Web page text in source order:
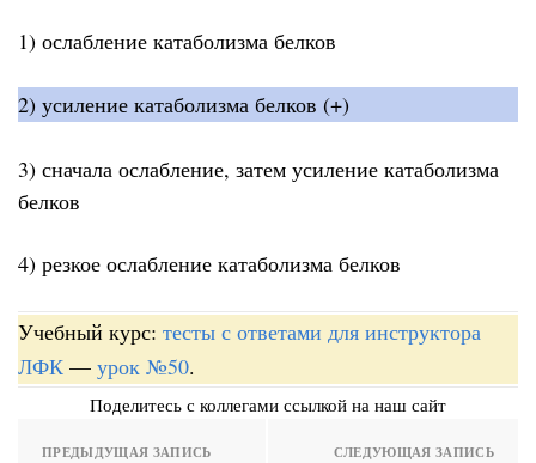
1) ослабление катаболизма белков
2) усиление катаболизма белков (+)
3) сначала ослабление, затем усиление катаболизма
белков
4) резкое ослабление катаболизма белков
Учебный курс: тесты с ответами для инструктора
ЛФК — урок №50.
Поделитесь с коллегами ссылкой на наш сайт
ПРЕДЫДУЩАЯ ЗАПИСЬ СЛЕДУЮЩАЯ ЗАПИСЬ